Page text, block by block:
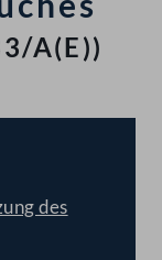
A(E))
des